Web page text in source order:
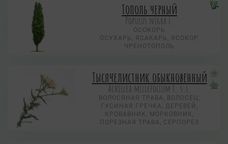
Тополь черный
Populus nigra L.
ОСОКОРЬ
ОСУХАРЬ, ЯСАКАРЬ, ЯСОКОР,
ЧРЕНОТОПОЛЬ
Тысячелистник обыкновенный
Achillea millefolium L. s.l.
ВОЛОСЯНАЯ ТРАВА, ВОЛОСЕЦ,
ГУСИНАЯ ГРЕЧКА, ДЕРЕВЕЙ,
КРОВАВНИК, МОРКОВНИК,
ПОРЕЗНАЯ ТРАВА, СЕРПОРЕЗ